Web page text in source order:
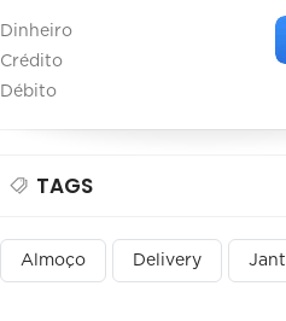
Dinheiro
Crédito
Débito
TAGS
Almoço Delivery